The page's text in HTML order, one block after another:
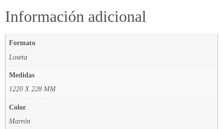
Información adicional
Formato
Loseta
Medidas
1220 X 228 MM
Color
Marrón